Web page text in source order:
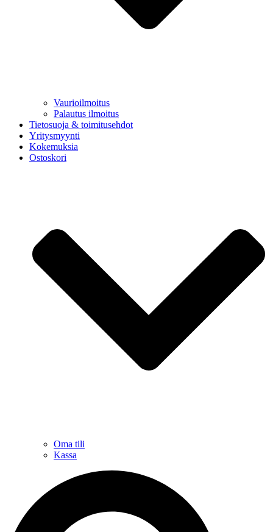
Vaurioilmoitus
Palautus ilmoitus
Tietosuoja & toimitusehdot
Yritysmyynti
Kokemuksia
Ostoskori
Oma tili
Kassa